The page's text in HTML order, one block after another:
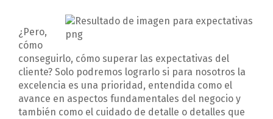
¿Pero,
cómo
conseguirlo, cómo superar las expectativas del
cliente? Solo podremos lograrlo si para nosotros la
excelencia es una prioridad, entendida como el
avance en aspectos fundamentales del negocio y
también como el cuidado de detalle o detalles que